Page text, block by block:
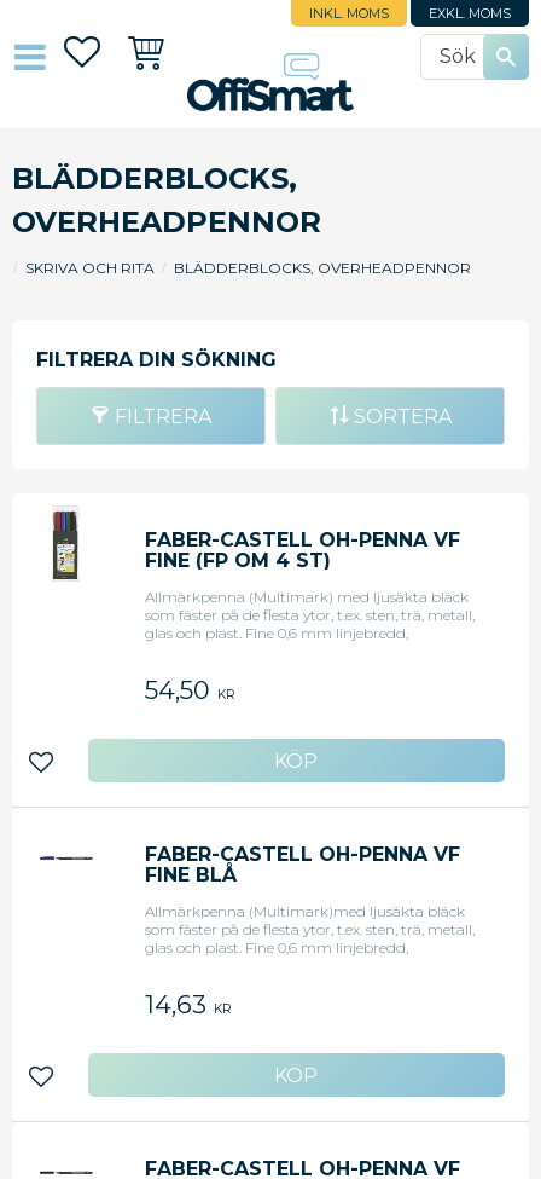
INKL. MOMS EXKL. MOMS
FavoriterKundvagn
BLÄDDERBLOCKS,
OVERHEADPENNOR
SKRIVA OCH RITA BLÄDDERBLOCKS, OVERHEADPENNOR
FILTRERA SORTERA
FABER-CASTELL OH-PENNA VF
FINE (FP OM 4 ST)
Allmärkpenna (Multimark) med ljusäkta bläck
som fäster på de flesta ytor, t.ex. sten, trä, metall,
glas och plast. Fine 0,6 mm linjebredd,
54,50 KR
Lägg till i favoriter
FABER-CASTELL OH-PENNA VF
FINE BLÅ
Allmärkpenna (Multimark)med ljusäkta bläck
som fäster på de flesta ytor, t.ex. sten, trä, metall,
glas och plast. Fine 0,6 mm linjebredd,
14,63 KR
Lägg till i favoriter
FABER-CASTELL OH-PENNA VF